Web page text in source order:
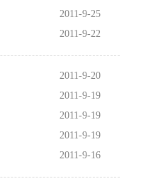
2011-9-25
2011-9-22
2011-9-20
2011-9-19
2011-9-19
2011-9-19
2011-9-16